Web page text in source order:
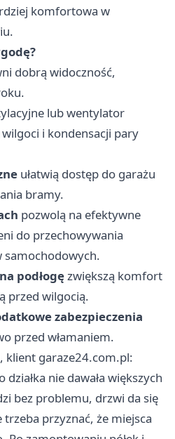
komfortowa w
dobrą widoczność,
lub wentylator
i kondensacji pary
ułatwią dostęp do garażu
bramy.
pozwolą na efektywne
do przechowywania
samochodowych.
podłogęzwiększą komfort
przed wilgocią.
zabezpieczenia
przed włamaniem.
klient garaze24.com.pl:
nie dawała większych
bez problemu, drzwi da się
przyznać, że miejsca